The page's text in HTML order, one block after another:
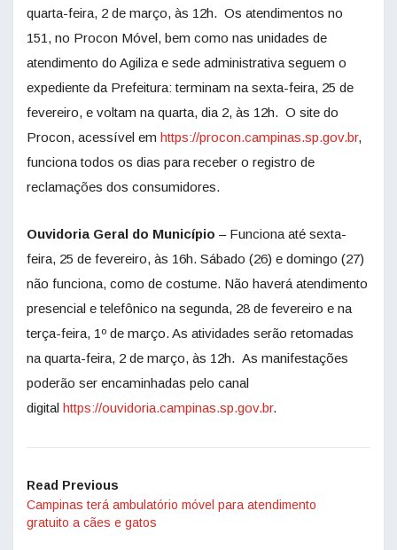
quarta-feira, 2 de março, às 12h. Os atendimentos no
151, no Procon Móvel, bem como nas unidades de
atendimento do Agiliza e sede administrativa seguem o
expediente da Prefeitura: terminam na sexta-feira, 25 de
fevereiro, e voltam na quarta, dia 2, às 12h. O site do
Procon, acessível em https://procon.campinas.sp.gov.br,
funciona todos os dias para receber o registro de
reclamações dos consumidores.
Ouvidoria Geral do Município – Funciona até sexta-
feira, 25 de fevereiro, às 16h. Sábado (26) e domingo (27)
não funciona, como de costume. Não haverá atendimento
presencial e telefônico na segunda, 28 de fevereiro e na
terça-feira, 1º de março. As atividades serão retomadas
na quarta-feira, 2 de março, às 12h. As manifestações
poderão ser encaminhadas pelo canal
digital https://ouvidoria.campinas.sp.gov.br.
Read Previous
Campinas terá ambulatório móvel para atendimento
gratuito a cães e gatos